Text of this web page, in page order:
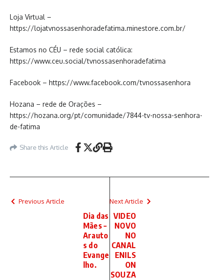
Loja Virtual –
https://lojatvnossasenhoradefatima.minestore.com.br/
Estamos no CÉU – rede social católica:
https://www.ceu.social/tvnossasenhoradefatima
Facebook – https://www.facebook.com/tvnossasenhora
Hozana – rede de Orações –
https://hozana.org/pt/comunidade/7844-tv-nossa-senhora-
de-fatima
Share this Article
Previous Article
Dia das
Mães –
Arauto
s do
Evange
lho.
Next Article
VIDEO
NOVO
NO
CANAL
ENILS
ON
SOUZA